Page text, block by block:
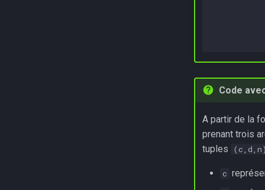
Code
A partir de la
prenant trois
tuples
(c,d,n)
c